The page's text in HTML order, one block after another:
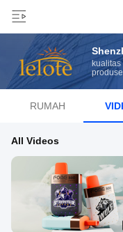
RUMAH
All Videos